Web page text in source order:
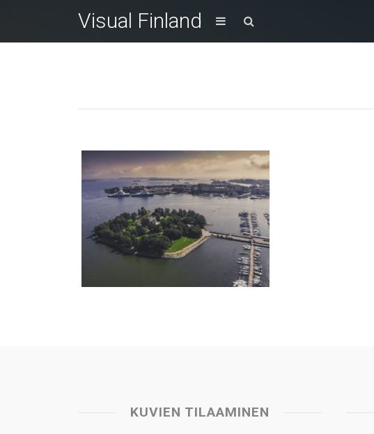
Visual Finland
KUVIEN TILAAMINEN